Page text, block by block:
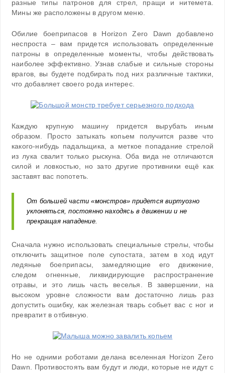
разные типы патронов для стрел, пращи и нитемета.
Мины же расположены в другом меню.
Обилие боеприпасов в Horizon Zero Dawn добавлено
неспроста – вам придется использовать определенные
патроны в определенные моменты, чтобы действовать
наиболее эффективно. Узнав слабые и сильные стороны
врагов, вы будете подбирать под них различные тактики,
что добавляет своего рода интерес.
Каждую крупную машину придется вырубать иным
образом. Просто затыкать копьем получится разве что
какого-нибудь падальщика, а меткое попадание стрелой
из лука свалит только рыскуна. Оба вида не отличаются
силой и ловкостью, но зато другие противники ещё как
заставят вас попотеть.
От большей части «монстров» придется виртуозно
уклоняться, постоянно находясь в движении и не
прекращая нападение.
Сначала нужно использовать специальные стрелы, чтобы
отключить защитное поле супостата, затем в ход идут
ледяные боеприпасы, замедляющие его движение,
следом огненные, ликвидирующие распространение
отравы, и это лишь часть веселья. В завершении, на
высоком уровне сложности вам достаточно лишь раз
допустить ошибку, как железная тварь собьет вас с ног и
превратит в отбивную.
Но не одними роботами делана вселенная Horizon Zero
Dawn. Противостоять вам будут и люди, которые не идут с